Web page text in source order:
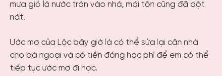
mưa gió là nước tràn vào nhà, mái tôn cũng đã dột
nát.
Ước mơ của Lộc bây giờ là có thể sửa lại căn nhà
cho bà ngoại và có tiền đóng học phí để em có thể
tiếp tục ước mơ đi học.